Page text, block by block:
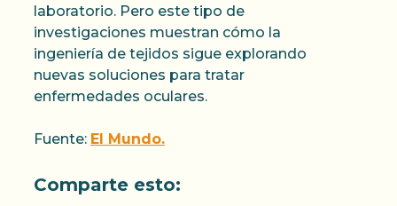
laboratorio. Pero este tipo de
investigaciones muestran cómo la
ingeniería de tejidos sigue explorando
nuevas soluciones para tratar
enfermedades oculares.
Fuente: El Mundo.
Comparte esto: